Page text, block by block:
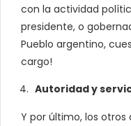
con la actividad
presidente, o
Pueblo argentino,
cargo!
Autoridad y
Y por último, los otros